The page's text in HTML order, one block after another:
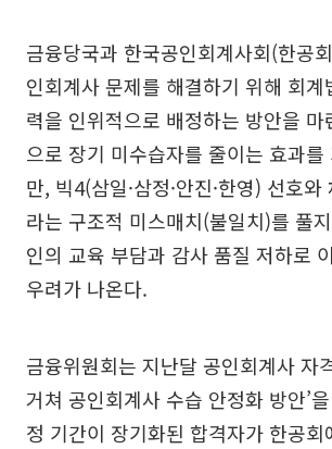
금융당국과 한국공인회계사회(한공
인회계사 문제를 해결하기 위해 회계
력을 인위적으로 배정하는 방안을 마
으로 장기 미수습자를 줄이는 효과를
만, 빅4(삼일·삼정·안진·한영) 선호
라는 구조적 미스매치(불일치)를 풀
인의 교육 부담과 감사 품질 저하로
우려가 나온다.
금융위원회는 지난달 공인회계사 자
거쳐 공인회계사 수습 안정화 방안’
정 기간이 장기화된 합격자가 한공회